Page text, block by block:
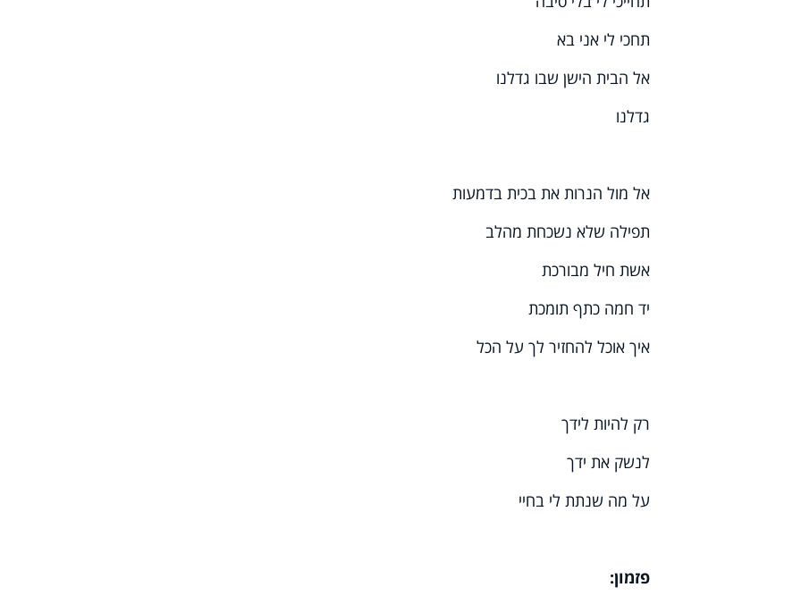
תחכי לי אני בא
אל הבית הישן שבו גדלנו
גדלנו
אל מול הנרות את בכית בדמעות
תפילה שלא נשכחת מהלב
אשת חיל מבורכת
יד חמה כתף תומכת
איך אוכל להחזיר לך על הכל
רק להיות לידך
לנשק את ידך
על מה שנתת לי בחיי
פזמון: